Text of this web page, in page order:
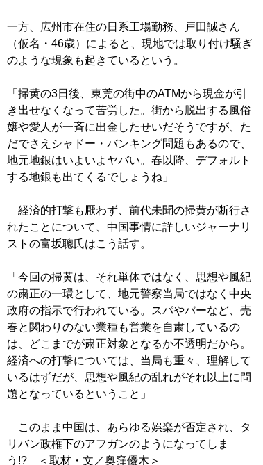
一方、広州市在住の日系工場勤務、戸田誠さん
（仮名・46歳）によると、現地では取り付け騒ぎ
のような現象も起きているという。
「掃黄の3日後、東莞の街中のATMから現金が引
き出せなくなって苦労した。街から脱出する風俗
嬢や愛人が一斉に出金したせいだそうですが、た
だでさえシャドー・バンキング問題もあるので、
地元地銀はいよいよヤバい。春以降、デフォルト
する地銀も出てくるでしょうね」
経済的打撃も厭わず、前代未聞の掃黄が断行さ
れたことについて、中国事情に詳しいジャーナリ
ストの富坂聰氏はこう話す。
「今回の掃黄は、それ単体ではなく、思想や風紀
の粛正の一環として、地元警察当局ではなく中央
政府の指示で行われている。スパやバーなど、売
春と関わりのない業種も営業を自粛しているの
は、どこまでが粛正対象となるか不透明だから。
経済への打撃については、当局も重々、理解して
いるはずだが、思想や風紀の乱れがそれ以上に問
題となっているということ」
このまま中国は、あらゆる娯楽が否定され、タ
リバン政権下のアフガンのようになってしま
う!? ＜取材・文／奥窪優木＞